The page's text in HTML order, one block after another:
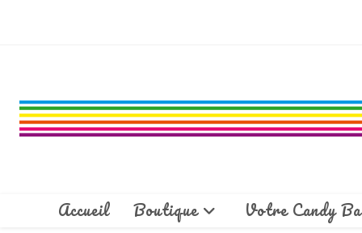
Accueil Boutique Votre Candy